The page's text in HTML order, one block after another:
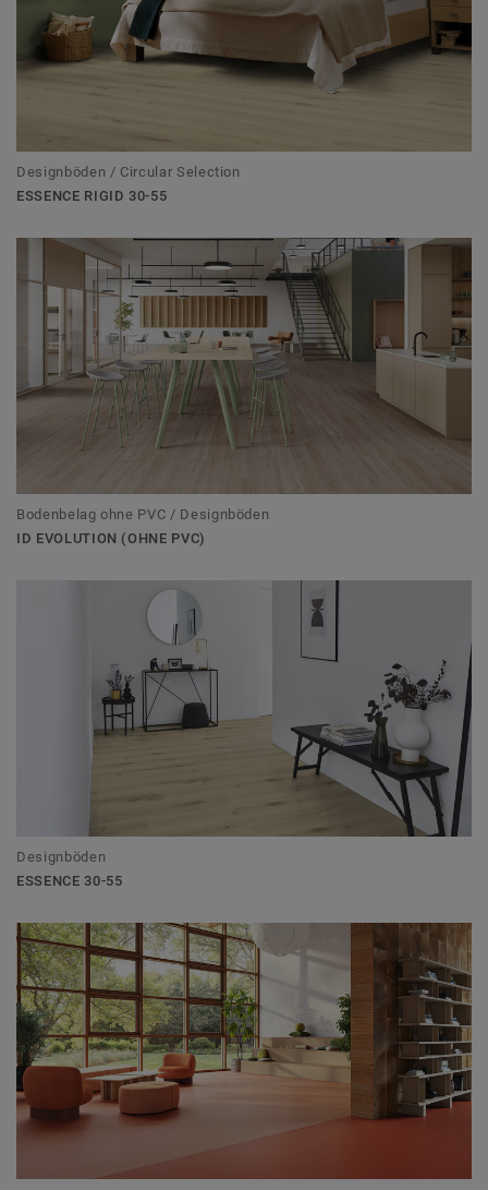
Designböden / Circular Selection
ESSENCE RIGID 30-55
Bodenbelag ohne PVC / Designböden
ID EVOLUTION (OHNE PVC)
Designböden
ESSENCE 30-55